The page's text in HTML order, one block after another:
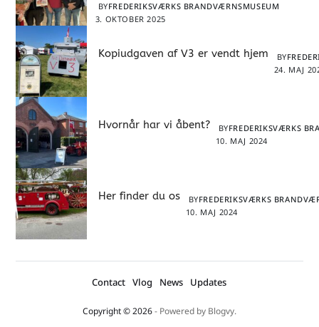
BYFREDERIKSVÆRKS BRANDVÆRNSMUSEUM
3. OKTOBER 2025
Kopiudgaven af V3 er vendt hjem BY
24. MAJ
Hvornår har vi åbent? BYFREDERIKSVÆRKS
10. MAJ 2024
Her finder du os BYFREDERIKSVÆRKS
10. MAJ 2024
Copyright © 2026- Powered by Blogvy.
Contact Vlog News Updates